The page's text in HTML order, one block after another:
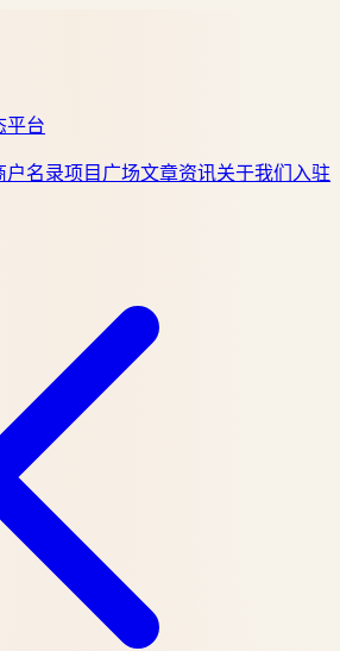
平台
户名录项目广场文章资讯关于我们 入驻